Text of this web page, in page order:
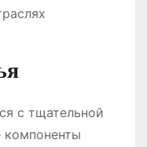
с тщательной
компоненты